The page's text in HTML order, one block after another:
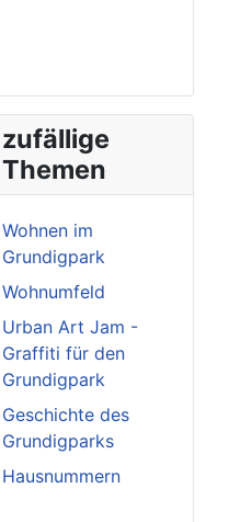
zufällige
Themen
Wohnen im
Grundigpark
Wohnumfeld
Urban Art Jam -
Graffiti für den
Grundigpark
Geschichte des
Grundigparks
Hausnummern